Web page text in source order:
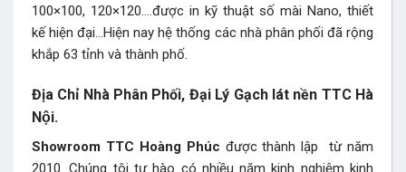
100×100, 120×120….được in kỹ thuật số mài Nano, thiết
kế hiện đại…Hiện nay hệ thống các nhà phân phối đã rộng
khắp 63 tỉnh và thành phố.
Địa Chỉ Nhà Phân Phối, Đại Lý Gạch lát nền TTC Hà
Nội.
Showroom TTC Hoàng Phúc được thành lập từ năm
2010. Chúng tôi tự hào có nhiều năm kinh nghiệm kinh